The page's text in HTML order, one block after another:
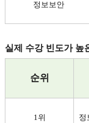
정보보안
실제 수강 빈도가 높
순위
1위 정